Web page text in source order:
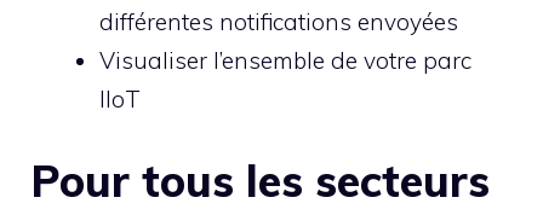
différentes notifications envoyées
Visualiser l’ensemble de votre parc
IIoT
Pour tous les secteurs